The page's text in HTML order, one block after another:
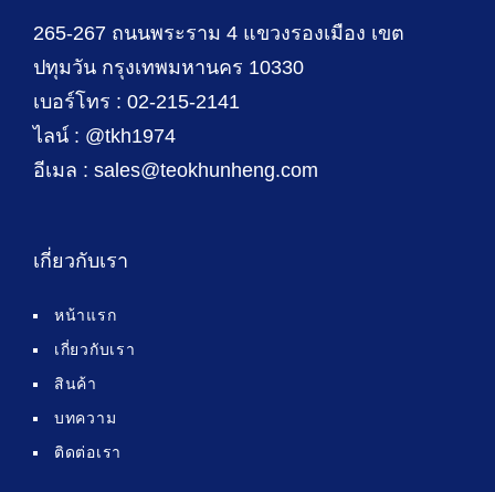
265-267 ถนนพระราม 4 แขวงรองเมือง เขต
ปทุมวัน กรุงเทพมหานคร 10330
เบอร์โทร : 02-215-2141
ไลน์ : @tkh1974
อีเมล : sales@teokhunheng.com
เกี่ยวกับเรา
หน้าแรก
เกี่ยวกับเรา
สินค้า
บทความ
ติดต่อเรา